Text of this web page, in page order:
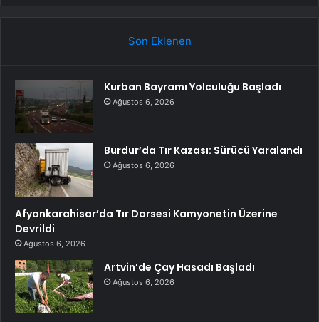
Son Eklenen
Kurban Bayramı Yolculuğu Başladı
Ağustos 6, 2026
Burdur’da Tır Kazası: Sürücü Yaralandı
Ağustos 6, 2026
Afyonkarahisar’da Tır Dorsesi Kamyonetin Üzerine
Devrildi
Ağustos 6, 2026
Artvin’de Çay Hasadı Başladı
Ağustos 6, 2026